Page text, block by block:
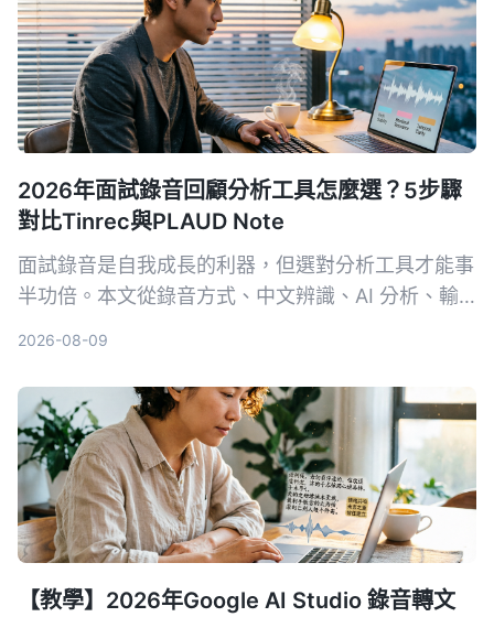
2026年面試錄音回顧分析工具怎麼選？5步驟
對比Tinrec與PLAUD Note
面試錄音是自我成長的利器，但選對分析工具才能事
半功倍。本文從錄音方式、中文辨識、AI 分析、輸
面試回顧的 AI 工具。
2026-08-09
【教學】2026年Google AI Studio 錄音轉文